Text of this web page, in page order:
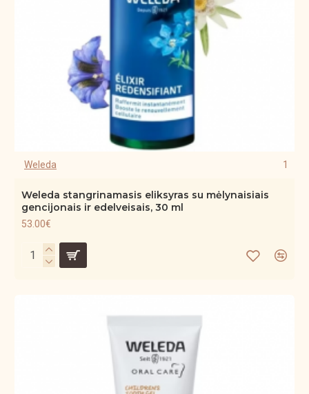
Weleda 1
Weleda stangrinamasis eliksyras su mėlynaisiais
gencijonais ir edelveisais, 30 ml
53.00€